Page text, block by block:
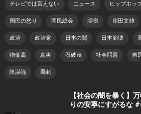
テレビでは言えない ニュース ヒップホッ
国民の怒り 国民総会 増税 岸田文雄
政治 政治家 日本の闇 日本崩壊
物価高 真実 石破茂 社会問題 自
陰謀論 風刺
【社会の闇を暴く】
りの安寧にすがるな